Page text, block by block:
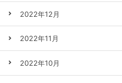
2022年12月
2022年11月
2022年10月